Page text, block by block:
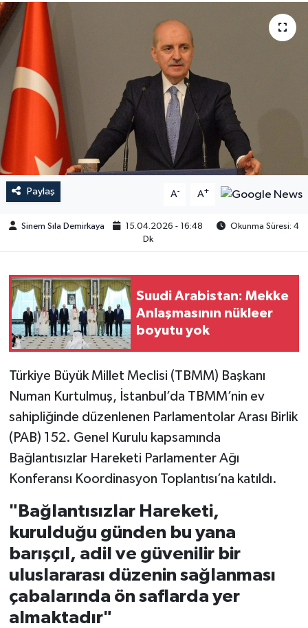
Paylaş A- A+
Sinem Sıla Demirkaya 15.04.2026 - 16:48
Okunma Süresi: 4
Dk
Suudi Arabistan: Mekke
Anlaşmasının nükleer
boyutu yok
Türkiye Büyük Millet Meclisi (TBMM) Başkanı
Numan Kurtulmuş, İstanbul’da TBMM’nin ev
sahipliğinde düzenlenen Parlamentolar Arası Birlik
(PAB) 152. Genel Kurulu kapsamında
Bağlantısızlar Hareketi Parlamenter Ağı
Konferansı Koordinasyon Toplantısı’na katıldı.
"Bağlantısızlar Hareketi,
kurulduğu günden bu yana
barışçıl, adil ve güvenilir bir
uluslararası düzenin sağlanması
çabalarında ön saflarda yer
almaktadır"